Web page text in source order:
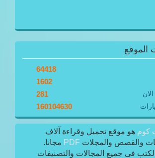
الموقع
64418
1602
281
160104630
كوم هو موقع تحميل وقراءة آلاف
والقصص والمجلات PDF مجانا.
فى جميع المجالات والتصنيفات